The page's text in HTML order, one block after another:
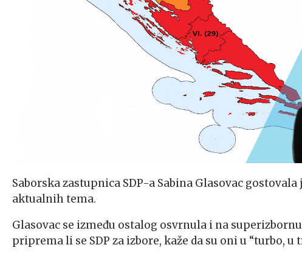
Saborska zastupnica SDP-a Sabina Glasovac gostovala
aktualnih tema.
Glasovac se između ostalog osvrnula i na
priprema li se SDP za izbore, kaže da su oni u “turbo, u